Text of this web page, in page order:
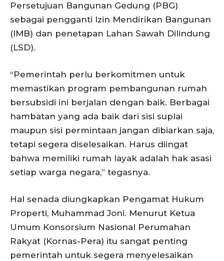
Persetujuan Bangunan Gedung (PBG)
sebagai pengganti Izin Mendirikan Bangunan
(IMB) dan penetapan Lahan Sawah Dilindung
(LSD).
“Pemerintah perlu berkomitmen untuk
memastikan program pembangunan rumah
bersubsidi ini berjalan dengan baik. Berbagai
hambatan yang ada baik dari sisi suplai
maupun sisi permintaan jangan dibiarkan saja,
tetapi segera diselesaikan. Harus diingat
bahwa memiliki rumah layak adalah hak asasi
setiap warga negara,” tegasnya.
Hal senada diungkapkan Pengamat Hukum
Properti, Muhammad Joni. Menurut Ketua
Umum Konsorsium Nasional Perumahan
Rakyat (Kornas-Pera) itu sangat penting
pemerintah untuk segera menyelesaikan